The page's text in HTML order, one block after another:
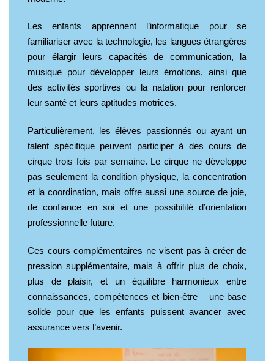
Les enfants apprennent l’informatique pour se
familiariser avec la technologie, les langues étrangères
pour élargir leurs capacités de communication, la
musique pour développer leurs émotions, ainsi que
des activités sportives ou la natation pour renforcer
leur santé et leurs aptitudes motrices.
Particulièrement, les élèves passionnés ou ayant un
talent spécifique peuvent participer à des cours de
cirque trois fois par semaine. Le cirque ne développe
pas seulement la condition physique, la concentration
et la coordination, mais offre aussi une source de joie,
de confiance en soi et une possibilité d’orientation
professionnelle future.
Ces cours complémentaires ne visent pas à créer de
pression supplémentaire, mais à offrir plus de choix,
plus de plaisir, et un équilibre harmonieux entre
connaissances, compétences et bien-être – une base
solide pour que les enfants puissent avancer avec
assurance vers l’avenir.